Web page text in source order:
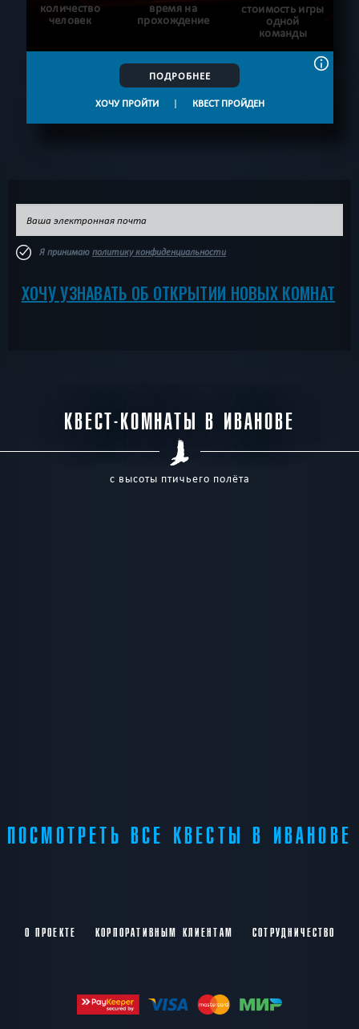
количество
человек
время на
прохождение
стоимость игры
одной
команды
ПОДРОБНЕЕ
ХОЧУ ПРОЙТИ | КВЕСТ ПРОЙДЕН
Я принимаю политику конфиденциальности
ХОЧУ УЗНАВАТЬ ОБ ОТКРЫТИИ НОВЫХ КОМНАТ
КВЕСТ-КОМНАТЫ В ИВАНОВЕ
с высоты птичьего полёта
ПОСМОТРЕТЬ ВСЕ КВЕСТЫ В ИВАНОВЕ
О ПРОЕКТЕ КОРПОРАТИВНЫМ КЛИЕНТАМ СОТРУДНИЧЕСТВО